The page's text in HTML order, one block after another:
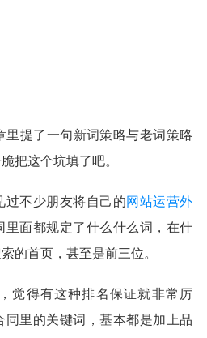
里提了一句新词策略与老词策略
把这个坑填了吧。
过不少朋友将自己的网站运营外
里面都规定了什么什么词，在什
的首页，甚至是前三位。
觉得有这种排名保证就非常厉
里的关键词，基本都是加上品